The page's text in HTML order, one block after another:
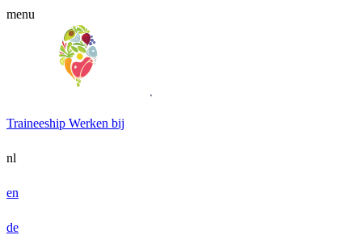
menu
Traineeship Werken bij
nl
en
de